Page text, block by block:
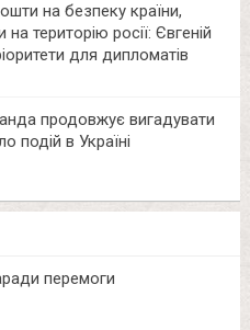
на безпеку країни,
територію росії: Євгеній
для дипломатів
продовжує вигадувати
подій в Україні
перемоги